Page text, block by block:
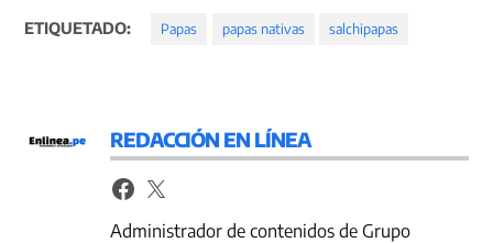
ETIQUETADO: Papas papas nativas salchipapas
REDACCIÓN EN LÍNEA
Administrador de contenidos de Grupo